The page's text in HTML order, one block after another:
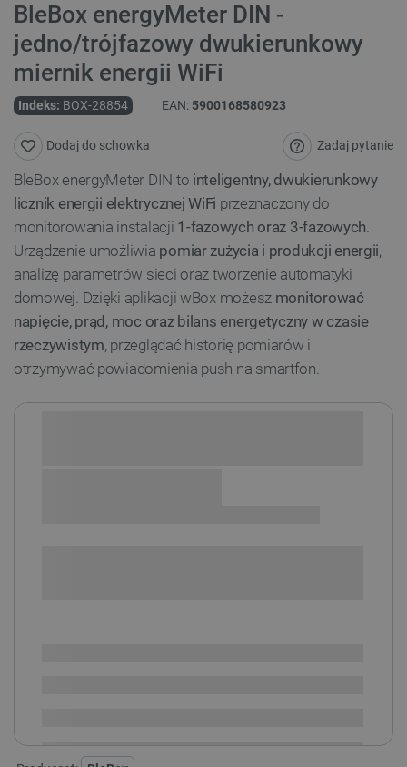
BleBox energyMeter DIN -
jedno/trójfazowy dwukierunkowy
miernik energii WiFi
Indeks: BOX-28854 EAN: 5900168580923
Zadaj pytanie
Dodaj do schowka
BleBox energyMeter DIN to inteligentny, dwukierunkowy
licznik energii elektrycznej WiFi przeznaczony do
monitorowania instalacji 1-fazowych oraz 3-fazowych.
Urządzenie umożliwia pomiar zużycia i produkcji energii,
analizę parametrów sieci oraz tworzenie automatyki
domowej. Dzięki aplikacji wBox możesz monitorować
napięcie, prąd, moc oraz bilans energetyczny w czasie
rzeczywistym, przeglądać historię pomiarów i
otrzymywać powiadomienia push na smartfon.